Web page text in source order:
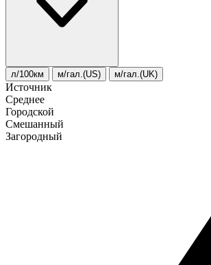
л/100км м/гал.(US) м/гал.(UK)
Источник
Среднее
Городской
Смешанный
Загородный